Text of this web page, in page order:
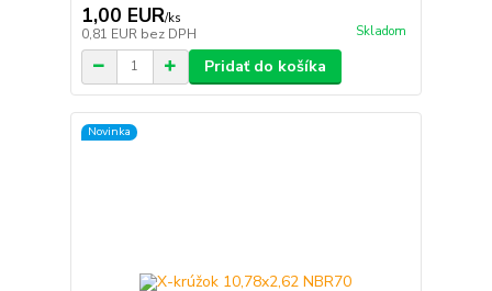
1,00 EUR/ks
0,81 EUR bez DPH Skladom
Pridať do košíka
Novinka